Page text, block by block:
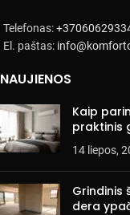
Telefonas:
El. paštas:
NAUJIENOS
Kaip
praktinis
14 liepos,
Grindinis
dera